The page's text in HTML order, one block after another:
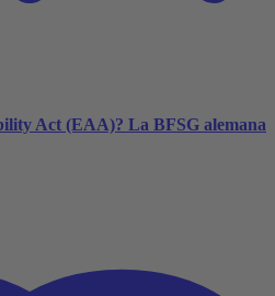
Act (EAA)? La BFSG alemana